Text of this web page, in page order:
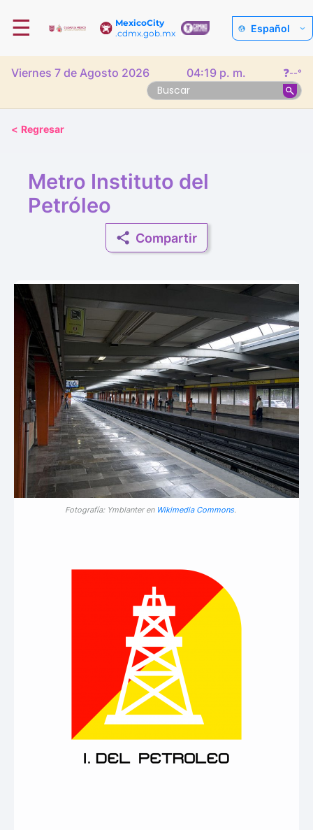
MexicoCity
.cdmx.gob.mx
☰ Español
Viernes 7 de Agosto 2026 04:19 p. m. ❓--°
< Regresar
Metro Instituto del
Petróleo
Compartir
Fotografía: Ymblanter en Wikimedia Commons.